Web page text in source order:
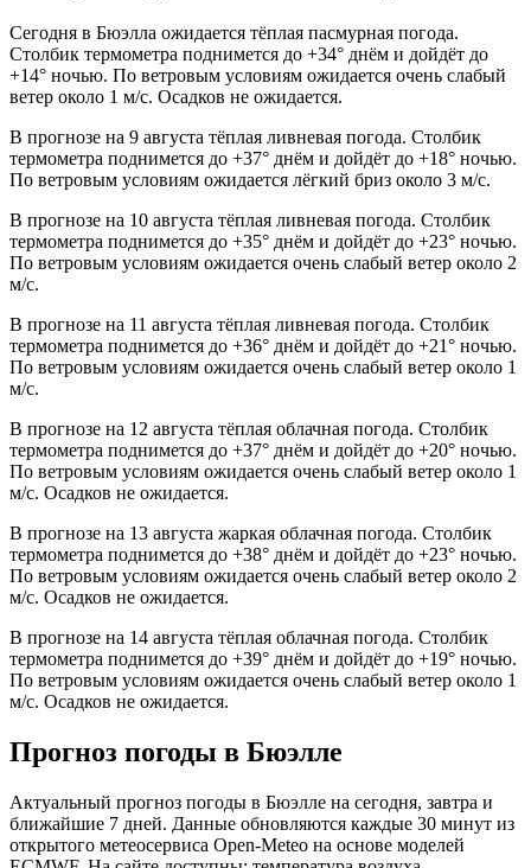
Сегодня в Бюэлла ожидается тёплая пасмурная погода.
Столбик термометра поднимется до +34° днём и дойдёт до
+14° ночью. По ветровым условиям ожидается очень слабый
ветер около 1 м/с. Осадков не ожидается.
В прогнозе на 9 августа тёплая ливневая погода. Столбик
термометра поднимется до +37° днём и дойдёт до +18° ночью.
По ветровым условиям ожидается лёгкий бриз около 3 м/с.
В прогнозе на 10 августа тёплая ливневая погода. Столбик
термометра поднимется до +35° днём и дойдёт до +23° ночью.
По ветровым условиям ожидается очень слабый ветер около 2
м/с.
В прогнозе на 11 августа тёплая ливневая погода. Столбик
термометра поднимется до +36° днём и дойдёт до +21° ночью.
По ветровым условиям ожидается очень слабый ветер около 1
м/с.
В прогнозе на 12 августа тёплая облачная погода. Столбик
термометра поднимется до +37° днём и дойдёт до +20° ночью.
По ветровым условиям ожидается очень слабый ветер около 1
м/с. Осадков не ожидается.
В прогнозе на 13 августа жаркая облачная погода. Столбик
термометра поднимется до +38° днём и дойдёт до +23° ночью.
По ветровым условиям ожидается очень слабый ветер около 2
м/с. Осадков не ожидается.
В прогнозе на 14 августа тёплая облачная погода. Столбик
термометра поднимется до +39° днём и дойдёт до +19° ночью.
По ветровым условиям ожидается очень слабый ветер около 1
м/с. Осадков не ожидается.
Прогноз погоды в Бюэлле
Актуальный прогноз погоды в Бюэлле на сегодня, завтра и
ближайшие 7 дней. Данные обновляются каждые 30 минут из
открытого метеосервиса Open-Meteo на основе моделей